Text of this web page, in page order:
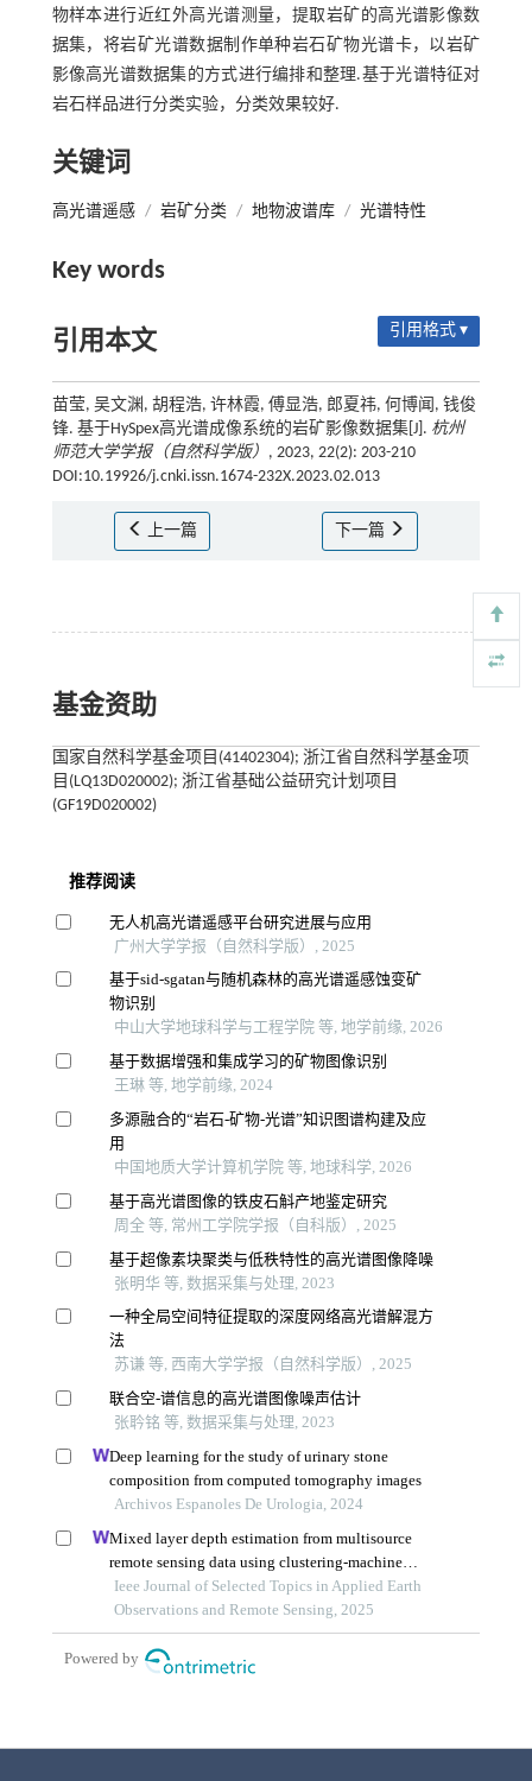
物样本进行近红外高光谱测量，提取岩矿的高光谱影像数
据集，将岩矿光谱数据制作单种岩石矿物光谱卡，以岩矿
影像高光谱数据集的方式进行编排和整理.基于光谱特征对
岩石样品进行分类实验，分类效果较好.
关键词
高光谱遥感 / 岩矿分类 / 地物波谱库 / 光谱特性
Key words
引用本文 引用格式 ▾
苗莹, 吴文渊, 胡程浩, 许林霞, 傅显浩, 郎夏祎, 何博闻, 钱俊
锋. 基于HySpex高光谱成像系统的岩矿影像数据集[J]. 杭州
师范大学学报（自然科学版） , 2023, 22(2): 203-210
DOI:10.19926/j.cnki.issn.1674-232X.2023.02.013
上一篇 下一篇
基金资助
国家自然科学基金项目(41402304); 浙江省自然科学基金项
目(LQ13D020002); 浙江省基础公益研究计划项目
(GF19D020002)